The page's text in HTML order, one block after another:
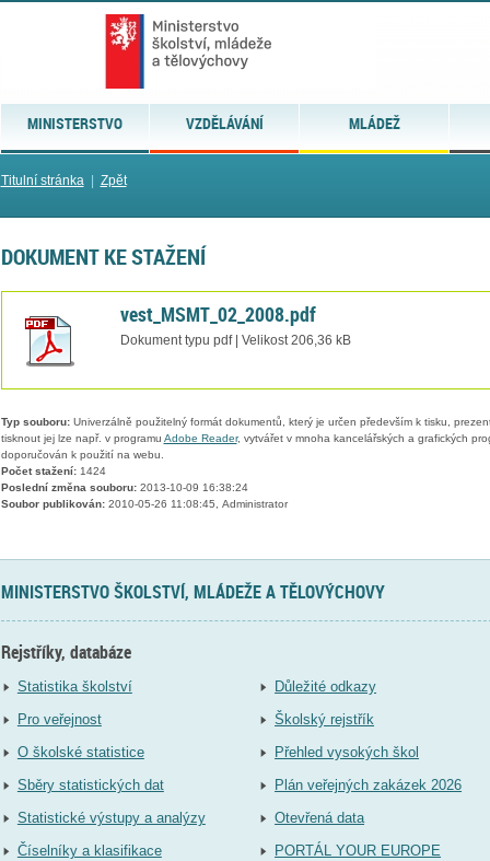
MINISTERSTVO VZDĚLÁVÁNÍ MLÁDEŽ
Titulní stránka| Zpět
DOKUMENT KE STAŽENÍ
vest_MSMT_02_2008.pdf
Dokument typu pdf | Velikost 206,36 kB
Typ souboru:Univerzálně použitelný formát dokumentů, který je určen především k tisku,
tisknout jej lze např. v programu Adobe Reader, vytvářet v mnoha kancelářských a grafických
doporučován k použití na webu.
Počet stažení:1424
Poslední změna souboru:2013-10-09 16:38:24
Soubor publikován:2010-05-26 11:08:45, Administrator
MINISTERSTVO ŠKOLSTVÍ, MLÁDEŽE A TĚLOVÝCHOVY
Rejstříky, databáze
Statistika školství
Pro veřejnost
O školské statistice
Sběry statistických dat
Statistické výstupy a analýzy
Číselníky a klasifikace
Důležité odkazy
Školský rejstřík
Přehled vysokých škol
Plán veřejných zakázek 2026
Otevřená data
PORTÁL YOUR EUROPE